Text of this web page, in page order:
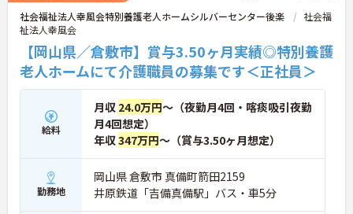
社会福祉法人幸風会特別養護老人ホームシルバーセンター後楽
社会福
祉法人幸風会
【岡山県／倉敷市】賞与3.50ヶ月実績◎特別養護
老人ホームにて介護職員の募集です＜正社員＞
給料
月収 24.0万円～（夜勤月4回・喀痰吸引夜勤
月4回想定）
年収347万円～（賞与3.50ヶ月想定）
勤務地
岡山県 倉敷市 真備町箭田2159
井原鉄道「吉備真備駅」バス・車5分